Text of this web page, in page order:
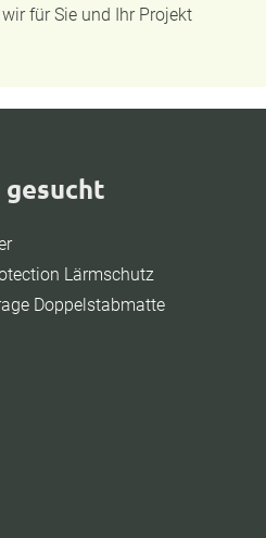
für Sie und Ihr Projekt
Lärmschutz
Doppelstabmatte